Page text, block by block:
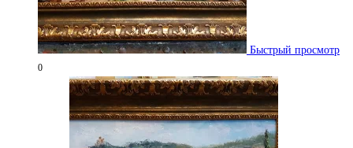
Быстрый просмотр
0